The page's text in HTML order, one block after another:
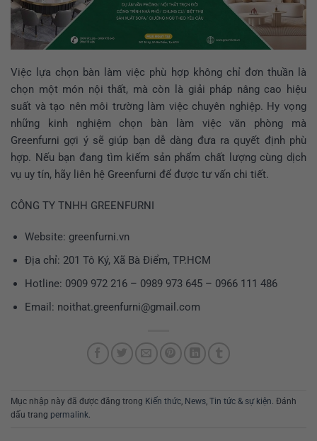
Việc lựa chọn bàn làm việc phù hợp không chỉ đơn thuần là
chọn một món nội thất, mà còn là giải pháp nâng cao hiệu
suất và tạo nên môi trường làm việc chuyên nghiệp. Hy vọng
những kinh nghiệm chọn bàn làm việc văn phòng mà
Greenfurni gợi ý sẽ giúp bạn dễ dàng đưa ra quyết định phù
hợp. Nếu bạn đang tìm kiếm sản phẩm chất lượng cùng dịch
vụ uy tín, hãy liên hệ Greenfurni để được tư vấn chi tiết.
CÔNG TY TNHH GREENFURNI
Website: greenfurni.vn
Địa chỉ: 201 Tô Ký, Xã Bà Điểm, TP.HCM
Hotline: 0909 972 216 – 0989 973 645 – 0966 111 486
Email: noithat.greenfurni@gmail.com
Mục nhập này đã được đăng trong Kiến thức News Tin tức & sự kiện . Đánh
dấu trang permalink